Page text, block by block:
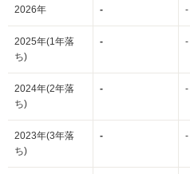
2026年 - -
2025年(1年落
ち)
- -
2024年(2年落
ち)
- -
2023年(3年落
ち)
- -